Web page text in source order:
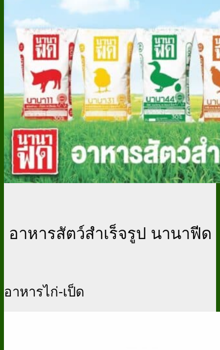
อาหารสัตว์สำเร็จรูป นานาฟีด
อาหารไก่-เป็ด